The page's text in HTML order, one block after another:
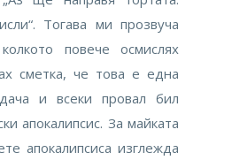
Тогава ми прозвуча
повече осмислях
сметка, че това е една
и всеки провал бил
апокалипсис. За майката
апокалипсиса изглежда